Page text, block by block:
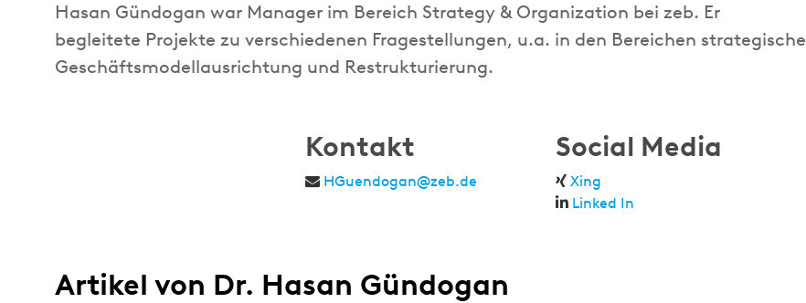
Hasan Gündogan war Manager im Bereich Strategy & Organization bei zeb. Er
begleitete Projekte zu verschiedenen Fragestellungen, u.a. in den Bereichen strategische
Geschäftsmodellausrichtung und Restrukturierung.
Kontakt
HGuendogan@zeb.de
Social Media
Xing
Linked In
Artikel von Dr. Hasan Gündogan